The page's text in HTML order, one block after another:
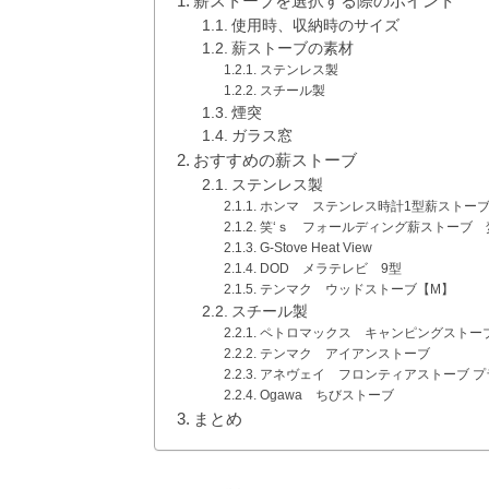
使用時、収納時のサイズ
薪ストーブの素材
ステンレス製
スチール製
煙突
ガラス窓
おすすめの薪ストーブ
ステンレス製
ホンマ ステンレス時計1型薪ストーブ
笑‘ｓ フォールディング薪ストーブ
G-Stove Heat View
DOD メラテレビ 9型
テンマク ウッドストーブ【M】
スチール製
ペトロマックス キャンピングストー
テンマク アイアンストーブ
アネヴェイ フロンティアストーブ プ
Ogawa ちびストーブ
まとめ